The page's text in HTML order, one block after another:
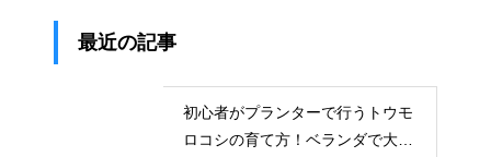
最近の記事
初心者がプランターで行うトウモ
ロコシの育て方！ベランダで大豊